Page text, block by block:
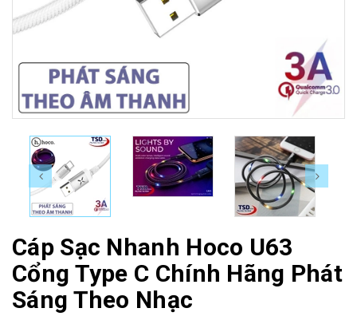
Cáp Sạc Nhanh Hoco U63
Cổng Type C Chính Hãng Phát
Sáng Theo Nhạc